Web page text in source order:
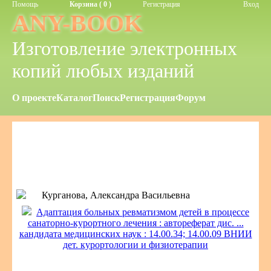
Помощь Корзина ( 0 ) Регистрация Вход
ANY-BOOK
Изготовление электронных
копий любых изданий
О проектеКаталогПоискРегистрацияФорум
Курганова, Александра Васильевна
Адаптация больных ревматизмом детей в процессе
санаторно-курортного лечения : автореферат дис. ...
кандидата медицинских наук : 14.00.34; 14.00.09 ВНИИ
дет. курортологии и физиотерапии